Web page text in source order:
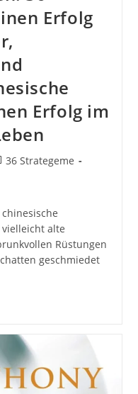
Erfolg
Erfolg im
36 Strategeme
alte
Rüstungen
geschmiedet